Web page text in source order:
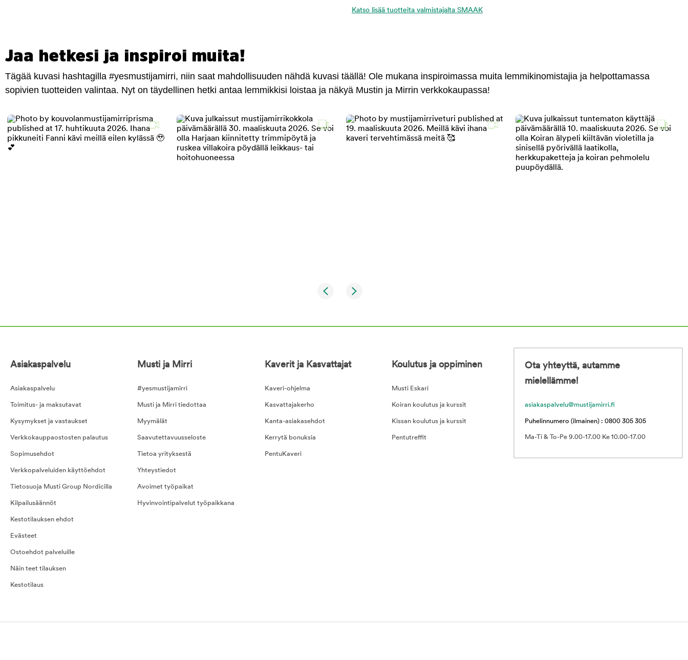
Katso lisää tuotteita valmistajalta SMAAK
Jaa hetkesi ja inspiroi muita!
Tägää kuvasi hashtagilla #yesmustijamirri, niin saat mahdollisuuden nähdä kuvasi täällä! Ole mukana inspiroimassa muita lemmikinomistajia ja helpottamassa
sopivien tuotteiden valintaa. Nyt on täydellinen hetki antaa lemmikkisi loistaa ja näkyä Mustin ja Mirrin verkkokaupassa!
Asiakaspalvelu
Asiakaspalvelu
Toimitus- ja maksutavat
Kysymykset ja vastaukset
Verkkokauppaostosten palautus
Sopimusehdot
Verkkopalveluiden käyttöehdot
Tietosuoja Musti Group Nordicilla
Kilpailusäännöt
Kestotilauksen ehdot
Evästeet
Ostoehdot palveluille
Näin teet tilauksen
Kestotilaus
Musti ja Mirri
#yesmustijamirri
Musti ja Mirri tiedottaa
Myymälät
Saavutettavuusseloste
Tietoa yrityksestä
Yhteystiedot
Avoimet työpaikat
Hyvinvointipalvelut työpaikkana
Kaverit ja Kasvattajat
Kaveri-ohjelma
Kasvattajakerho
Kanta-asiakasehdot
Kerrytä bonuksia
PentuKaveri
Koulutus ja oppiminen
Musti Eskari
Koiran koulutus ja kurssit
Kissan koulutus ja kurssit
Pentutreffit
Ota yhteyttä, autamme
mielellämme!
asiakaspalvelu@mustijamirri.fi
Puhelinnumero (ilmainen) : 0800 305 305
Ma-Ti & To-Pe 9.00-17.00 Ke 10.00-17.00